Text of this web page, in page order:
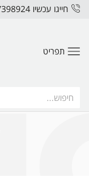
חייגו עכשיו 03-7398924
תפריט